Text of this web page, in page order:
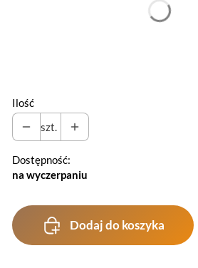
Ilość
szt.
Dostępność:
na wyczerpaniu
Dodaj do koszyka